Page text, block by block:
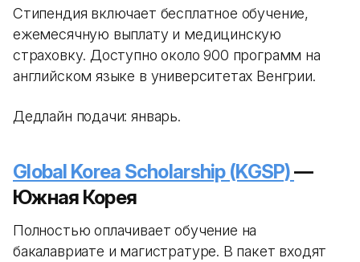
Стипендия включает бесплатное обучение,
ежемесячную выплату и медицинскую
страховку. Доступно около 900 программ на
английском языке в университетах Венгрии.
Дедлайн подачи: январь.
Global Korea Scholarship (KGSP)—
Южная Корея
Полностью оплачивает обучение на
бакалавриате и магистратуре. В пакет входят